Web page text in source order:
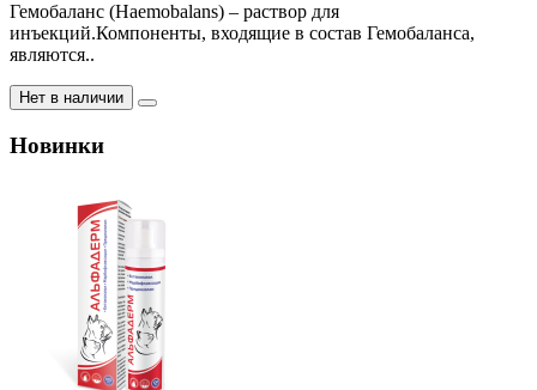
Гемобаланс (Haemobalans) – раствор для
инъекций.Компоненты, входящие в состав Гемобаланса,
являются..
Нет в наличии
Новинки